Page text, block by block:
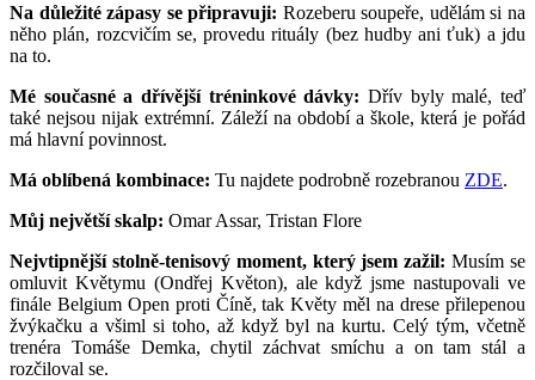
Na důležité zápasy se připravuji: Rozeberu soupeře, udělám si na
něho plán, rozcvičím se, provedu rituály (bez hudby ani ťuk) a jdu
na to.
Mé současné a dřívější tréninkové dávky: Dřív byly malé, teď
také nejsou nijak extrémní. Záleží na období a škole, která je pořád
má hlavní povinnost.
Má oblíbená kombinace: Tu najdete podrobně rozebranou ZDE.
Můj největší skalp: Omar Assar, Tristan Flore
Nejvtipnější stolně-tenisový moment, který jsem zažil: Musím se
omluvit Květymu (Ondřej Květon), ale když jsme nastupovali ve
finále Belgium Open proti Číně, tak Květy měl na drese přilepenou
žvýkačku a všiml si toho, až když byl na kurtu. Celý tým, včetně
trenéra Tomáše Demka, chytil záchvat smíchu a on tam stál a
rozčiloval se.